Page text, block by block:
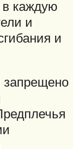
в каждую
и
и